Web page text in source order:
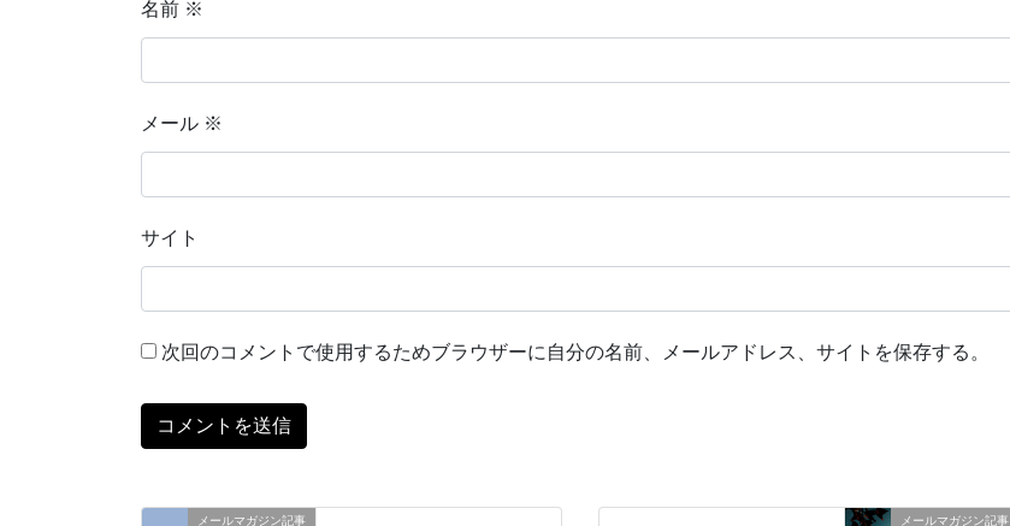
名前 ※
メール ※
サイト
次回のコメントで使用するためブラウザーに自分の名前、メールアドレス、サイトを保存する。
メールマガジン記事 メールマガジン記事